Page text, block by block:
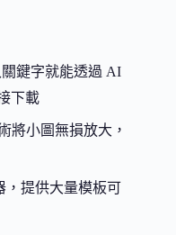
鍵字就能透過 AI
下載
將小圖無損放大，
，提供大量模板可